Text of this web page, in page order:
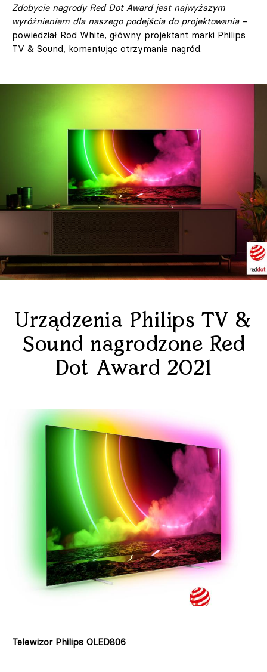
Zdobycie nagrody Red Dot Award jest najwyższym
wyróżnieniem dla naszego podejścia do projektowania–
powiedział Rod White, główny projektant marki Philips
TV & Sound, komentując otrzymanie nagród.
Urządzenia Philips TV &
Sound nagrodzone Red
Dot Award 2021
Telewizor Philips OLED806